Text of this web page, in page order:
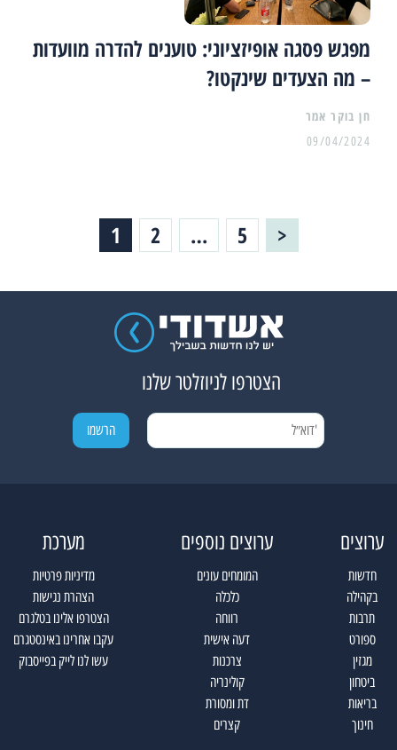
מפגש פסגה אופיזציוני: טוענים להדרה מוועדות
– מה הצעדים שינקטו?
09/04/2024
Posts
pagination
Page
1
Page
2 …
Page
5 <
הצטרפו לניוזלטר שלנו
ערוצים
חדשות
בקהילה
תרבות
ספורט
מגזין
ביטחון
בריאות
חינוך
ערוצים נוספים
המומחים עונים
כלכלה
רווחה
דעה אישית
צרכנות
קולינריה
דת ומסורת
קצרים
מערכת
מדיניות פרטיות
הצהרת נגישות
הצטרפו אלינו בטלגרם
עקבו אחרינו באינסטגרם
עשו לנו לייק בפייסבוק